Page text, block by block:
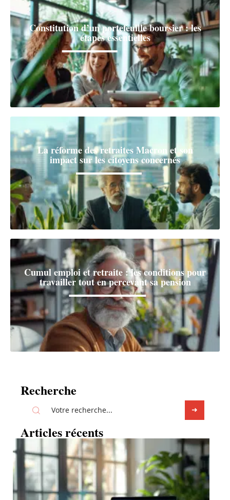
Constitution d’un portefeuille boursier : les
étapes essentielles
La réforme des retraites Macron et son
impact sur les citoyens concernés
Cumul emploi et retraite : les conditions pour
travailler tout en percevant sa pension
Recherche
Articles récents